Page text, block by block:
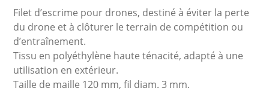
Filet d’escrime pour drones, destiné à éviter la perte
du drone et à clôturer le terrain de compétition ou
d’entraînement.
Tissu en polyéthylène haute ténacité, adapté à une
utilisation en extérieur.
Taille de maille 120 mm, fil diam. 3 mm.